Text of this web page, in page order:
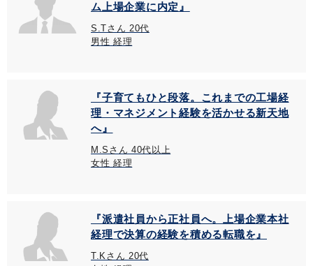
ム上場企業に内定』
S.Tさん 20代
男性 経理
『子育てもひと段落。これまでの工場経
理・マネジメント経験を活かせる新天地
へ』
M.Sさん 40代以上
女性 経理
『派遣社員から正社員へ。上場企業本社
経理で決算の経験を積める転職を』
T.Kさん 20代